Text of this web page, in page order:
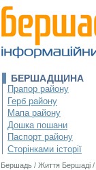
БЕРШАДЩИНА
Прапор району
Герб району
Мапа району
Дошка пошани
Паспорт району
Сторінками історії
Бершадь / Життя Бершаді /